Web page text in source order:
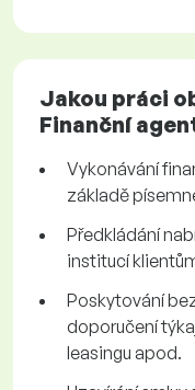
Jakou práci
Finanční
Vykonávání
základě
Předkládání
institucí
Poskytování
doporučení
leasingu apod.